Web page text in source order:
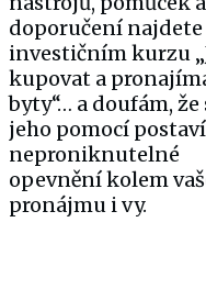
doporučení najdete
investičním kurzu
kupovat a
byty“… a doufám, že
jeho pomocí
neproniknutelné
opevnění kolem
pronájmu i vy.